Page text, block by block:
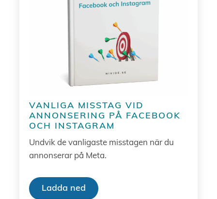
VANLIGA MISSTAG VID
ANNONSERING PÅ FACEBOOK
OCH INSTAGRAM
Undvik de vanligaste misstagen när du
annonserar på Meta.
Ladda ned